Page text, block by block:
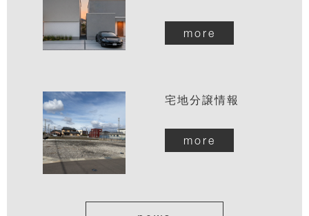
more
宅地分譲情報
more